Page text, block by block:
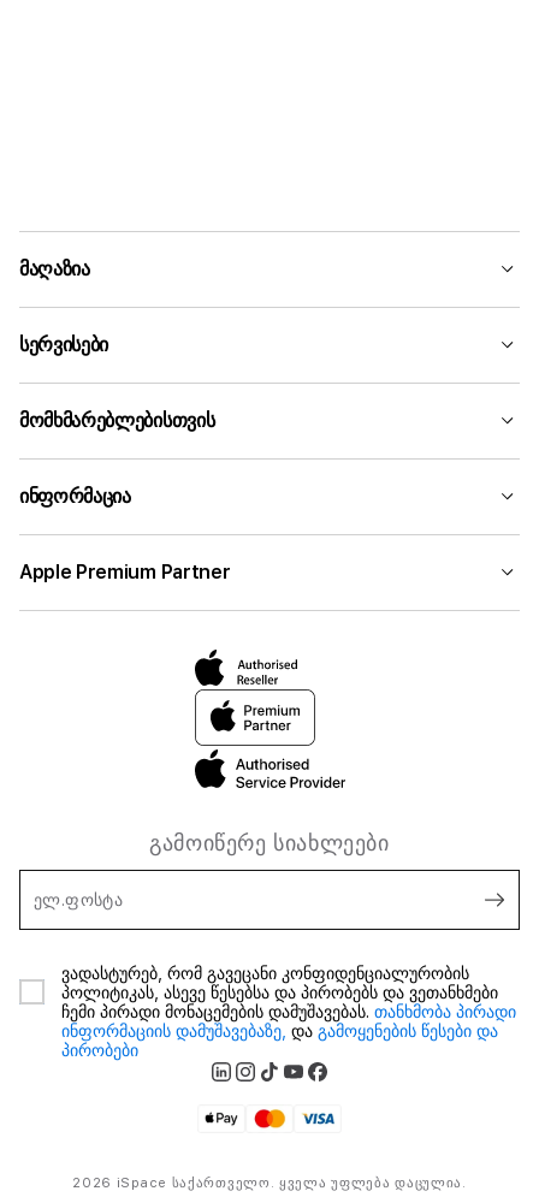
მაღაზია
სერვისები
მომხმარებლებისთვის
ინფორმაცია
Apple Premium Partner
გამოიწერე სიახლეები
ელ.ფოსტა
ვადასტურებ, რომ გავეცანი კონფიდენციალურობის
პოლიტიკას, ასევე წესებსა და პირობებს და ვეთანხმები
ჩემი პირადი მონაცემების დამუშავებას. თანხმობა პირადი
ინფორმაციის დამუშავებაზე, და გამოყენების წესები და
პირობები
2026 iSpace საქართველო. ყველა უფლება დაცულია.